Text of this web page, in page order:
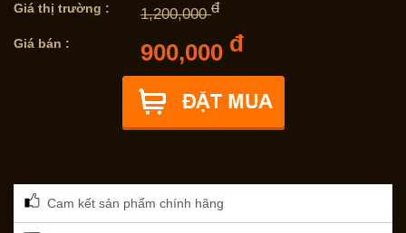
Giá thị trường :
1,200,000đ
Giá bán : 900,000 đ
Cam kết sản phẩm chính hãng